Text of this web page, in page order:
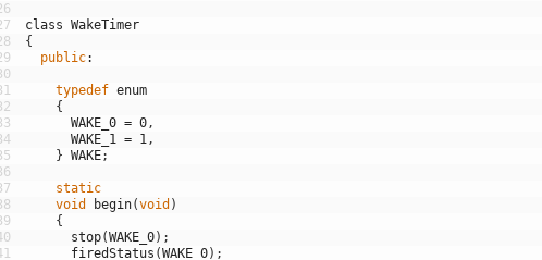
class WakeTimer
{
public:
typedef enum
{
WAKE_0 = 0,
WAKE_1 = 1,
} WAKE;
static
void
begin(void )
{
stop(WAKE_0) ;
firedStatus (WAKE_0) ;